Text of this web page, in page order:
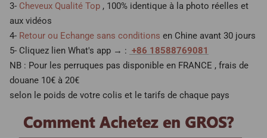
3- Cheveux Qualité Top , 100% identique à la photo réelles et
aux vidéos
4- Retour ou Echange sans conditions en Chine avant 30 jours
5- Cliquez lien What's app → : +86 18588769081
NB : Pour les perruques pas disponible en FRANCE , frais de
douane 10€ à 20€
selon le poids de votre colis et le tarifs de chaque pays